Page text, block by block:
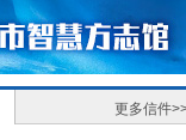
永不落——无锡市党史方志办
更多信件
2025-04-15
厂资料的咨询 2024-12-03
研的133处革命遗址和纪念
能够查到
2024-11-19